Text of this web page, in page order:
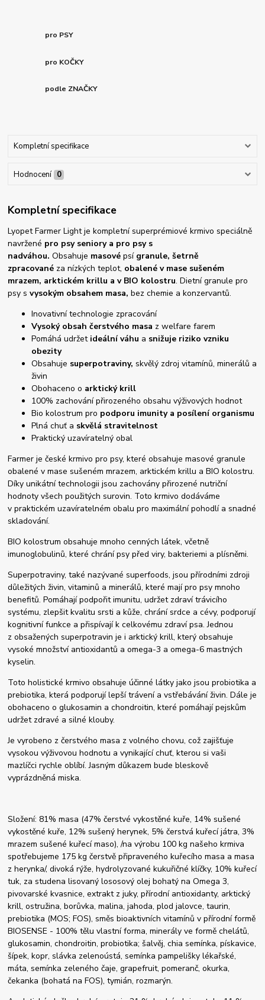
pro PSY
pro KOČKY
podle ZNAČKY
Kompletní specifikace
Hodnocení 0
Kompletní specifikace
Lyopet Farmer Light je kompletní superprémiové krmivo speciálně
navržené pro psy seniory a pro psy s
nadváhou. Obsahuje masovépsí granule, šetrně
zpracované za nízkých teplot, obalené v mase sušeném
mrazem, arktickém krillu a v BIO kolostru. Dietní granule pro
psy svysokým obsahem masa,bez chemie a konzervantů.
Inovativní technologie zpracování
Vysoký obsah čerstvého masa z welfare farem
Pomáhá udržet ideální váhu a snižuje riziko vzniku
obezity
Obsahuje superpotraviny, skvělý zdroj vitamínů, minerálů a
živin
Obohaceno o arktický krill
100% zachování přirozeného obsahu výživových hodnot
Bio kolostrum pro podporu imunity a posílení organismu
Plná chuť a skvělá stravitelnost
Praktický uzavíratelný obal
Farmer je české krmivo pro psy, které obsahuje masové granule
obalené v mase sušeném mrazem, arktickém krillu a BIO kolostru.
Díky unikátní technologii jsou zachovány přirozené nutriční
hodnoty všech použitých surovin. Toto krmivo dodáváme
v praktickém uzavíratelném obalu pro maximální pohodlí a snadné
skladování.
BIO kolostrum obsahuje mnoho cenných látek, včetně
imunoglobulinů, které chrání psy před viry, bakteriemi a plísněmi.
Superpotraviny, také nazývané superfoods, jsou přírodními zdroji
důležitých živin, vitaminů a minerálů, které mají pro psy mnoho
benefitů. Pomáhají podpořit imunitu, udržet zdraví trávicího
systému, zlepšit kvalitu srsti a kůže, chrání srdce a cévy, podporují
kognitivní funkce a přispívají k celkovému zdraví psa. Jednou
z obsažených superpotravin je i arktický krill, který obsahuje
vysoké množství antioxidantů a omega-3 a omega-6 mastných
kyselin.
Toto holistické krmivo obsahuje účinné látky jako jsou probiotika a
prebiotika, která podporují lepší trávení a vstřebávání živin. Dále je
obohaceno o glukosamin a chondroitin, které pomáhají pejskům
udržet zdravé a silné klouby.
Je vyrobeno z čerstvého masa z volného chovu, což zajišťuje
vysokou výživovou hodnotu a vynikající chuť, kterou si vaši
mazlíčci rychle oblíbí. Jasným důkazem bude bleskově
vyprázdněná miska.
Složení: 81% masa (47% čerstvé vykostěné kuře, 14% sušené
vykostěné kuře, 12% sušený herynek, 5% čerstvá kuřecí játra, 3%
mrazem sušené kuřecí maso), /na výrobu 100 kg našeho krmiva
spotřebujeme 175 kg čerstvě připraveného kuřecího masa a masa
z herynka/, divoká rýže, hydrolyzované kukuřičné klíčky, 10% kuřecí
tuk, za studena lisovaný lososový olej bohatý na Omega 3,
pivovarské kvasnice, extrakt z juky, přírodní antioxidanty, arktický
krill, ostružina, borůvka, malina, jahoda, plod jalovce, taurin,
prebiotika (MOS; FOS), směs bioaktivních vitamínů v přírodní formě
BIOSENSE - 100% tělu vlastní forma, minerály ve formě chelátů,
glukosamin, chondroitin, probiotika; šalvěj, chia semínka, pískavice,
šípek, kopr, slávka zelenoústá, semínka pampelišky lékařské,
máta, semínka zeleného čaje, grapefruit, pomeranč, okurka,
čekanka (bohatá na FOS), tymián, rozmarýn.